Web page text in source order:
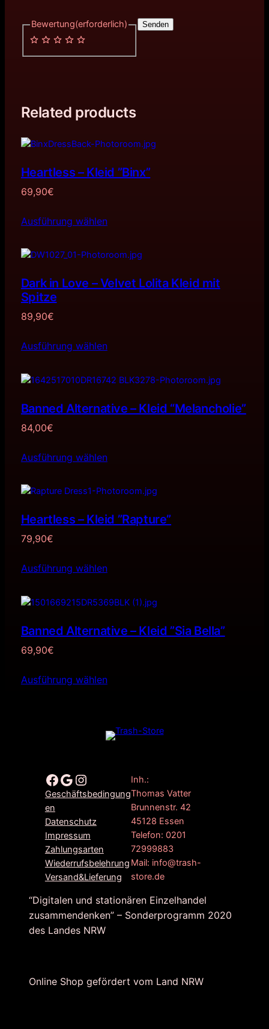
Bewertung(erforderlich) Senden
Related products
Heartless – Kleid ”Binx”
69,90€
Ausführung wählen
Dark in Love – Velvet Lolita Kleid mit
Spitze
89,90€
Ausführung wählen
Banned Alternative – Kleid “Melancholie”
84,00€
Ausführung wählen
Heartless – Kleid ”Rapture”
79,90€
Ausführung wählen
Banned Alternative – Kleid ”Sia Bella”
69,90€
Ausführung wählen
Facebook Google Instagram
Geschäftsbedingung
en
Datenschutz
Impressum
Zahlungsarten
Wiederrufsbelehrung
Versand&Lieferung
Inh.:
Thomas Vatter
Brunnenstr. 42
45128 Essen
Telefon: 0201
72999883
Mail: info@trash-
store.de
“Digitalen und stationären Einzelhandel
zusammendenken” – Sonderprogramm 2020
des Landes NRW
Online Shop gefördert vom Land NRW